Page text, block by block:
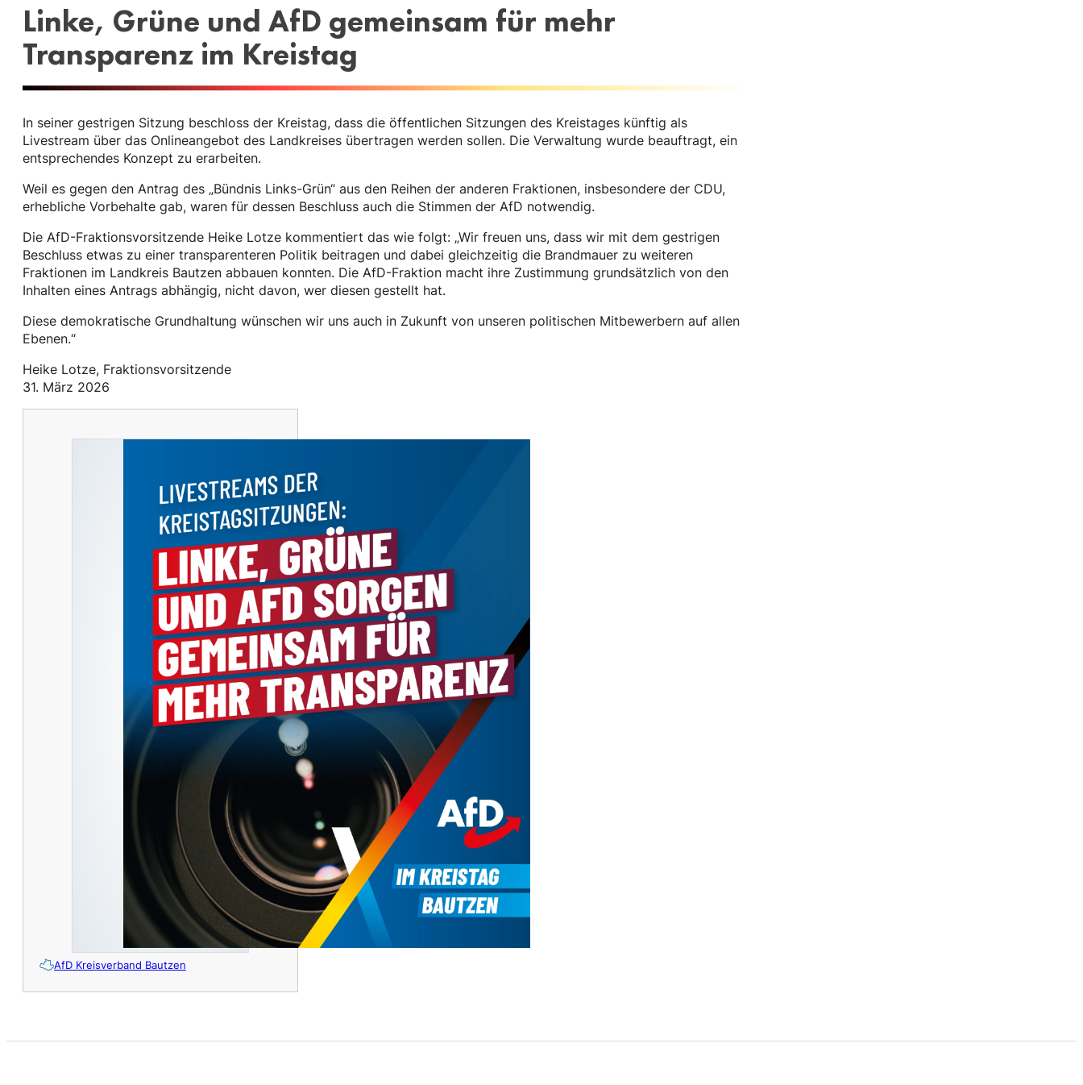
Linke, Grüne und AfD gemeinsam für mehr
Transparenz im Kreistag
In seiner gestrigen Sitzung beschloss der Kreistag, dass die öffentlichen Sitzungen des Kreistages künftig als
Livestream über das Onlineangebot des Landkreises übertragen werden sollen. Die Verwaltung wurde beauftragt, ein
entsprechendes Konzept zu erarbeiten.
Weil es gegen den Antrag des „Bündnis Links-Grün“ aus den Reihen der anderen Fraktionen, insbesondere der CDU,
erhebliche Vorbehalte gab, waren für dessen Beschluss auch die Stimmen der AfD notwendig.
Die AfD-Fraktionsvorsitzende Heike Lotze kommentiert das wie folgt: „Wir freuen uns, dass wir mit dem gestrigen
Beschluss etwas zu einer transparenteren Politik beitragen und dabei gleichzeitig die Brandmauer zu weiteren
Fraktionen im Landkreis Bautzen abbauen konnten. Die AfD-Fraktion macht ihre Zustimmung grundsätzlich von den
Inhalten eines Antrags abhängig, nicht davon, wer diesen gestellt hat.
Diese demokratische Grundhaltung wünschen wir uns auch in Zukunft von unseren politischen Mitbewerbern auf allen
Ebenen.“
Heike Lotze, Fraktionsvorsitzende
31. März 2026
AfD Kreisverband Bautzen